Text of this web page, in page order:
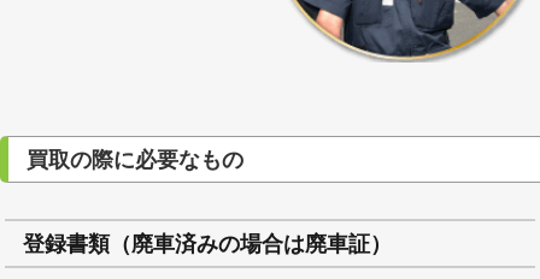
買取の際に必要なもの
登録書類（廃車済みの場合は廃車証）